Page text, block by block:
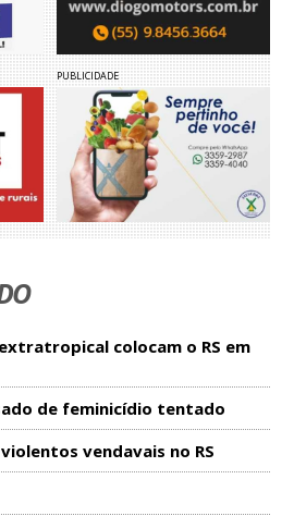
PUBLICIDADE
colocam o RS em
de feminicídio tentado
vendavais no RS